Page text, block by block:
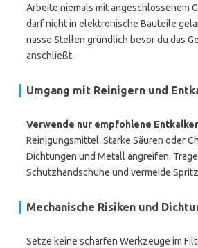
Arbeite niemals mit angeschlossenem
darf nicht in elektronische Bauteile
nasse Stellen gründlich bevor du das
anschließt.
Umgang mit Reinigern und
Verwende nur empfohlene
Reinigungsmittel. Starke Säuren oder
Dichtungen und Metall angreifen.
Schutzhandschuhe und vermeide
Mechanische Risiken und
Setze keine scharfen Werkzeuge im